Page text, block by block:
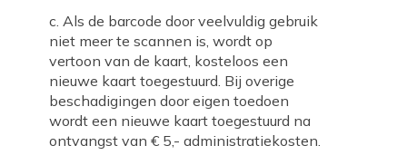
c. Als de barcode door veelvuldig gebruik
niet meer te scannen is, wordt op
vertoon van de kaart, kosteloos een
nieuwe kaart toegestuurd. Bij overige
beschadigingen door eigen toedoen
wordt een nieuwe kaart toegestuurd na
ontvangst van € 5,- administratiekosten.